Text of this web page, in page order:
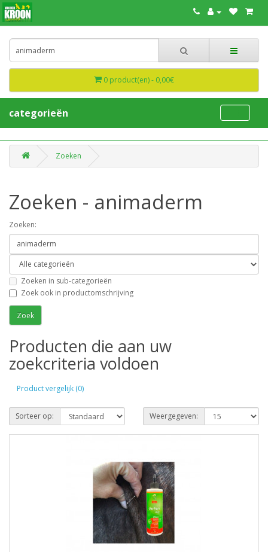
0 product(en) - 0,00€
categorieën
Zoeken
Zoeken - animaderm
Zoeken:
Zoeken in sub-categorieën
Zoek ook in productomschrijving
Producten die aan uw
zoekcriteria voldoen
Product vergelijk (0)
Sorteer op: Weergegeven: